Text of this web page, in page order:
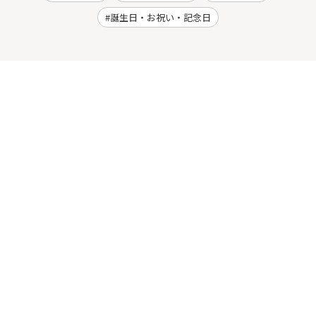
誕生日・お祝い・記念日